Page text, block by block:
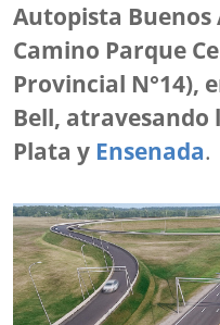
Autopista Buenos
Camino Parque
Provincial N°14),
Bell, atravesando
Plata y Ensenada.